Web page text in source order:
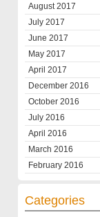
August 2017
July 2017
June 2017
May 2017
April 2017
December 2016
October 2016
July 2016
April 2016
March 2016
February 2016
Categories